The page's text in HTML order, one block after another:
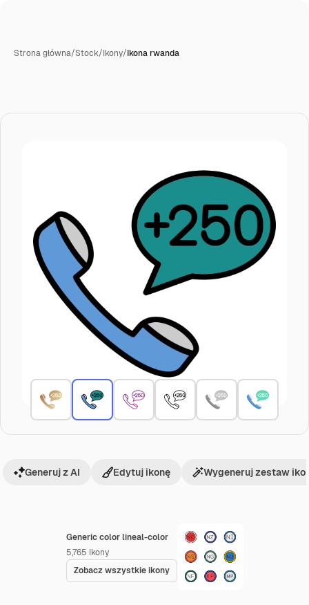
Strona główna/Stock/Ikony/Ikona rwanda
Generic color lineal-color
5,765 Ikony
Zobacz wszystkie ikony
Generuj z AI Edytuj ikonę Wygeneruj zestaw